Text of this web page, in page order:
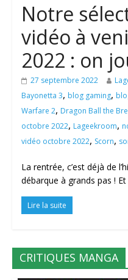
Notre
vidéo à
2022 : on
27 septembre 2022
Bayonetta 3, blog gaming,
Warfare 2, Dragon Ball the
octobre 2022, Lageekroom,
vidéo octobre 2022, Scorn,
La rentrée, c’est déjà de
débarque à grands pas !
Lire la suite
CRITIQUES MANGA